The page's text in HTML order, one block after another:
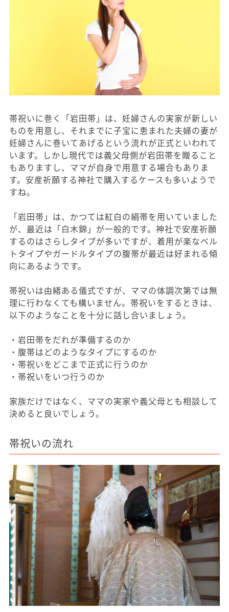
帯祝いに巻く「岩田帯」は、妊婦さんの実家が新しい
ものを用意し、それまでに子宝に恵まれた夫婦の妻が
妊婦さんに巻いてあげるという流れが正式といわれて
います。しかし現代では義父母側が岩田帯を贈ること
もありますし、ママが自身で用意する場合もありま
す。安産祈願する神社で購入するケースも多いようで
すね。
「岩田帯」は、かつては紅白の絹帯を用いていました
が、最近は「白木錦」が一般的です。神社で安産祈願
するのはさらしタイプが多いですが、着用が楽なベル
トタイプやガードルタイプの腹帯が最近は好まれる傾
向にあるようです。
帯祝いは由緒ある儀式ですが、ママの体調次第では無
理に行わなくても構いません。帯祝いをするときは、
以下のようなことを十分に話し合いましょう。
・岩田帯をだれが準備するのか
・腹帯はどのようなタイプにするのか
・帯祝いをどこまで正式に行うのか
・帯祝いをいつ行うのか
家族だけではなく、ママの実家や義父母とも相談して
決めると良いでしょう。
帯祝いの流れ